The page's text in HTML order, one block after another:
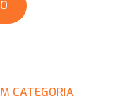
CATEGORIA